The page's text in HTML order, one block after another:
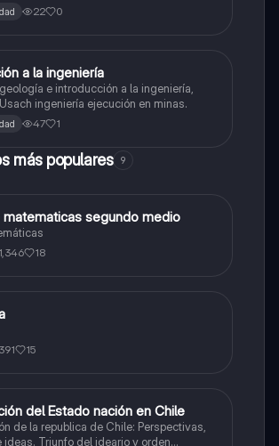
22 0
a la ingeniería
e introducción a la ingeniería,
ingeniería ejecución en minas.
47 1
más populares 9
segundo medio
18
15
del Estado nación en Chile
de la republica de Chile: Perspectivas,
ideas. Triunfo del ideario y orden